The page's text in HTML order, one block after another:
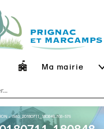
Ma mairie
»IMG_20180711_180848-768×576